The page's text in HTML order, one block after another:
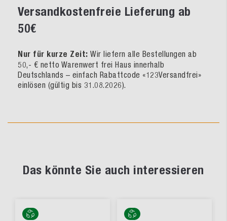
Versandkostenfreie Lieferung ab
50€
Nur für kurze Zeit: Wir liefern alle Bestellungen ab
50,- € netto Warenwert frei Haus innerhalb
Deutschlands – einfach Rabattcode «123Versandfrei»
einlösen (gültig bis 31.08.2026).
Das könnte Sie auch interessieren